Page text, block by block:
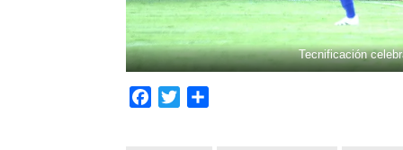
Tecnificación
Facebook
Twitter